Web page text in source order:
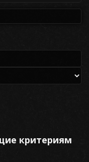
критериям